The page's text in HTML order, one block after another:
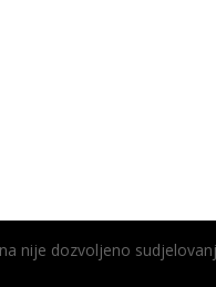
nije dozvoljeno